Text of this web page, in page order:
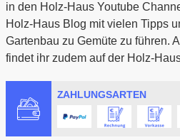
in den Holz-Haus Youtube
Holz-Haus Blog mit vielen Tipps
Gartenbau zu Gemüte zu führen.
findet ihr zudem auf der Holz-
ZAHLUNGSARTEN